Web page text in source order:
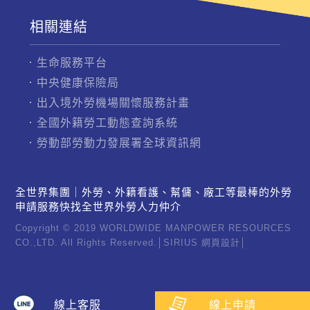
線上客服 線上申請
相關連結
生命服務平台
中央健康保險局
出入境外勞機場關懷服務計畫
全國外籍勞工動態查詢系統
勞動部勞動力發展署全球資訊網
全世界集團｜外勞、外籍看護、幫傭、廠工等最棒的外勞
申請服務快找全世界外勞人力仲介
Copyright © 2019 WORLDWIDE MANPOWER RESOURCES
CO.,LTD. All Rights Reserved.│ SIRIUS 網頁設計